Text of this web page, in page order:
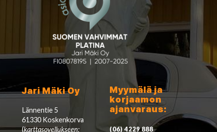
Jari Mäki Oy
Lännentie 5
61330 Koskenkorva
(karttasovellukseen:
Myymälä ja
korjaamon
ajanvaraus:
(06) 4229 888